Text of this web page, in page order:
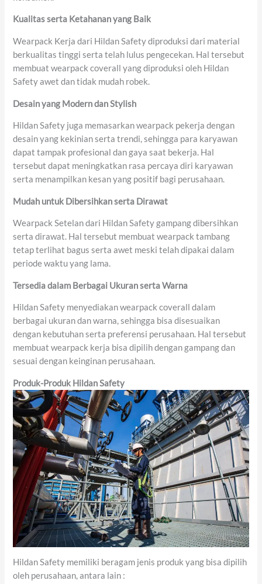
Kualitasserta Ketahanan yang Baik
Wearpack Kerja dari Hildan Safety diproduksi dari material
berkualitas tinggi serta telah lulus pengecekan. Hal tersebut
membuat wearpack coverall yang diproduksi oleh Hildan
Safety awet dan tidak mudah robek.
Desainyang ModerndanStylish
Hildan Safety juga memasarkan wearpack pekerja dengan
desain yang kekinian serta trendi, sehingga para karyawan
dapat tampak profesional dan gaya saat bekerja. Hal
tersebut dapat meningkatkan rasa percaya diri karyawan
serta menampilkan kesan yang positif bagi perusahaan.
Mudah untuk Dibersihkanserta Dirawat
Wearpack Setelan dari Hildan Safety gampang dibersihkan
serta dirawat. Hal tersebut membuat wearpack tambang
tetap terlihat bagus serta awet meski telah dipakai dalam
periode waktu yang lama.
Tersedia dalam Berbagai UkuransertaWarna
Hildan Safety menyediakan wearpack coverall dalam
berbagai ukuran dan warna, sehingga bisa disesuaikan
dengan kebutuhan serta preferensi perusahaan. Hal tersebut
membuat wearpack kerja bisa dipilih dengan gampang dan
sesuai dengan keinginan perusahaan.
Produk-Produk Hildan Safety
Hildan Safety memiliki beragam jenis produk yang bisa dipilih
oleh perusahaan, antara lain :